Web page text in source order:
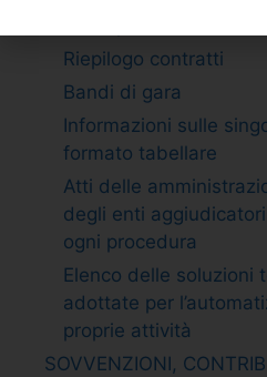
Riepilogo contratti
Bandi di gara
Informazioni sulle
formato tabellare
Atti delle
degli enti
ogni procedura
Elenco delle soluzioni
adottate per
proprie attività
SOVVENZIONI,